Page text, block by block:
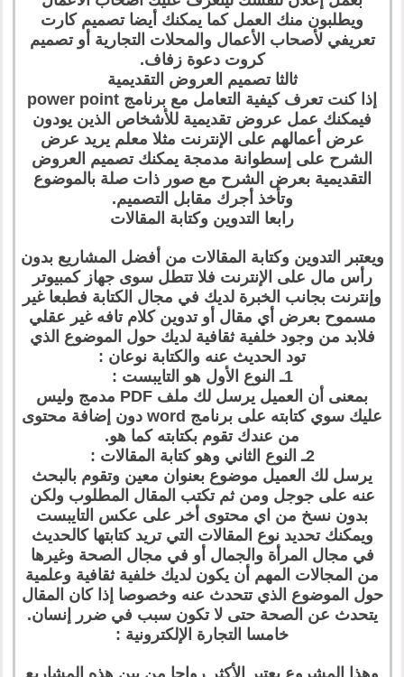
ويطلبون منك العمل كما يمكنك أيضا تصميم كارت
تعريفي لأصحاب الأعمال والمحلات التجارية أو تصميم
كروت دعوة زفاف.
ثالثا تصميم العروض التقديمية
إذا كنت تعرف كيفية التعامل مع برنامج power point
فيمكنك عمل عروض تقديمية للأشخاص الذين يودون
عرض أعمالهم على الإنترنت مثلا معلم يريد عرض
الشرح على إسطوانة مدمجة يمكنك تصميم العروض
التقديمية بعرض الشرح مع صور ذات صلة بالموضوع
وتأخذ أجرك مقابل التصميم.
رابعا التدوين وكتابة المقالات
ويعتبر التدوين وكتابة المقالات من أفضل المشاريع بدون
رأس مال على الإنترنت فلا تتطل سوى جهاز كمبيوتر
وإنترنت بجانب الخبرة لديك في مجال الكتابة فطبعا غير
مسموح بعرض أي مقال أو تدوين كلام تافه غير عقلي
فلابد من وجود خلفية ثقافية لديك حول الموضوع الذي
تود الحديث عنه والكتابة نوعان :
1ـ النوع الأول هو التايبست :
بمعنى أن العميل يرسل لك ملف PDF مدمج وليس
عليك سوي كتابته على برنامج word دون إضافة محتوى
من عندك تقوم بكتابته كما هو.
2ـ النوع الثاني وهو كتابة المقالات :
يرسل لك العميل موضوع بعنوان معين وتقوم بالبحث
عنه على جوجل ومن ثم تكتب المقال المطلوب ولكن
بدون نسخ من اي محتوى أخر على عكس التايبست
ويمكنك تحديد نوع المقالات التي تريد كتابتها كالحديث
في مجال المرأة والجمال أو في مجال الصحة وغيرها
من المجالات المهم أن يكون لديك خلفية ثقافية وعلمية
حول الموضوع الذي تتحدث عنه وخصوصا إذا كان المقال
يتحدث عن الصحة حتى لا تكون سبب في ضرر إنسان.
خامسا التجارة الإلكترونية :
وهذا المشروع يعتبر الأكثر رواجا من بين هذه المشاريع